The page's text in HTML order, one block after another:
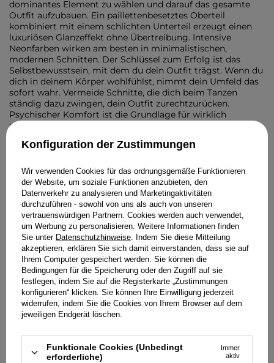
dominantes Element zu wählen und darauf das gesamte
Outfit aufzubauen. Ein paillettenbesetztes Oberteil
kombiniert mit einem schlichten Unterteil erzeugt einen
luxuriösen Glanzeffekt ohne Übertreibung. Intensive
Neonfarben wirken am besten in minimalistischen,
modernen Schnitten. Der Schlüssel zum Erfolg ist das
Selbstbewusstsein, mit dem du dein Outfit trägst. Wenn du
dich in deinem Körper wohlfühlst, nimmt dein Umfeld das
sofort wahr. Vermeide Schnitte, die dich beim Tanzen
ständig dazu zwingen, dein Outfit zurechtzurücken.
Psychischer Komfort ist die Grundlage für wirklich
gelungene Unterhaltung.
Die perfekte Balance zwischen
Extravaganz und Komfort auf der
Tanzfläche
Lange Stunden auf der Tanzfläche stellen jedes Outfit auf
die Probe. Wähle Modelle mit elastischen Elementen oder
Stoffen, die sich natürlich mit dem Körper bewegen. Die
Länge des Kleides sollte freie Schritte ermöglichen, ohne
Stolpergefahr. Asymmetrische Säume sehen in Bewegung
wunderschön aus und sorgen gleichzeitig für bessere
Luftzirkulation. Achte auf die Tiefe des Ausschnitts und die
Stabilität der Träger. Ein gut konstruierter Corsagenbereich
hält alles an Ort und Stelle – selbst während intensiven
Tanzens. Das Gleichgewicht zwischen spektakulärem Look
und Funktionalität garantiert eine unvergessliche Nacht.
Strahle selbstbewusst und genieße den Moment. Dein
Outfit soll dich dabei unterstützen.
Konfiguration der Zustimmungen
Wir verwenden Cookies für das ordnungsgemäße Funktionieren
der Website, um soziale Funktionen anzubieten, den
Datenverkehr zu analysieren und Marketingaktivitäten
durchzuführen - sowohl von uns als auch von unseren
vertrauenswürdigen Partnern. Cookies werden auch verwendet,
um Werbung zu personalisieren. Weitere Informationen finden
Sie unter Datenschutzhinweise. Indem Sie diese Mitteilung
akzeptieren, erklären Sie sich damit einverstanden, dass sie auf
Ihrem Computer gespeichert werden. Sie können die
Bedingungen für die Speicherung oder den Zugriff auf sie
festlegen, indem Sie auf die Registerkarte „Zustimmungen
konfigurieren“ klicken. Sie können Ihre Einwilligung jederzeit
widerrufen, indem Sie die Cookies von Ihrem Browser auf dem
jeweiligen Endgerät löschen.
Funktionale Cookies (Unbedingt
erforderliche)
Immer
aktiv